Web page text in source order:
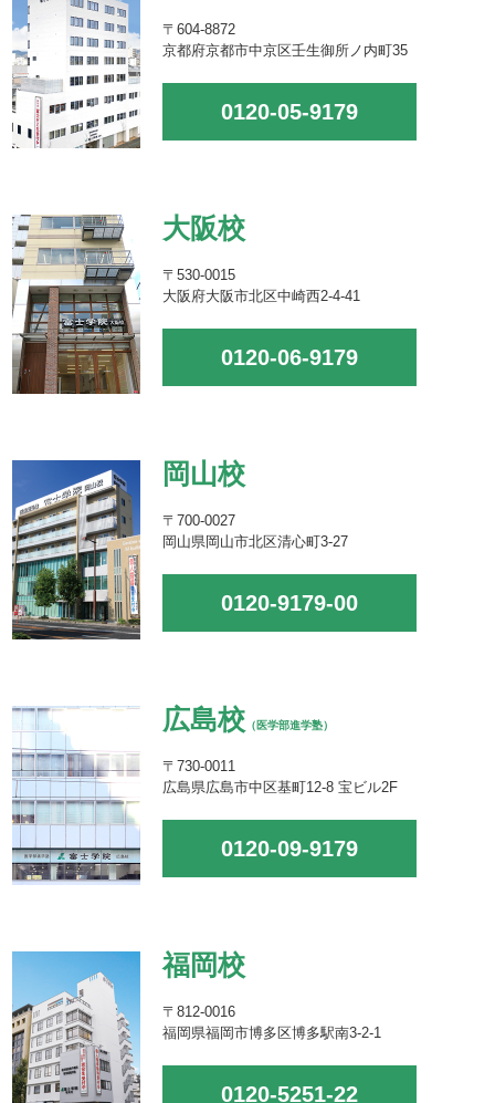
〒604-8872
京都府京都市中京区壬生御所ノ内町35
0120-05-9179
大阪校
〒530-0015
大阪府大阪市北区中崎西2-4-41
0120-06-9179
岡山校
〒700-0027
岡山県岡山市北区清心町3-27
0120-9179-00
広島校 （医学部進学塾）
〒730-0011
広島県広島市中区基町12-8 宝ビル2F
0120-09-9179
福岡校
〒812-0016
福岡県福岡市博多区博多駅南3-2-1
0120-5251-22